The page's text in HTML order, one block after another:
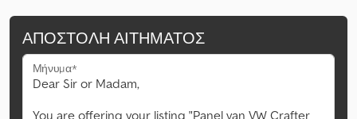
ΑΠΟΣΤΟΛΉ ΑΙΤΉΜΑΤΟΣ
Μήνυμα*